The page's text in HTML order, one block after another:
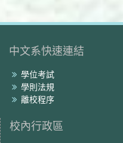
中文系快速連結
學位考試
學則法規
離校程序
校內行政區